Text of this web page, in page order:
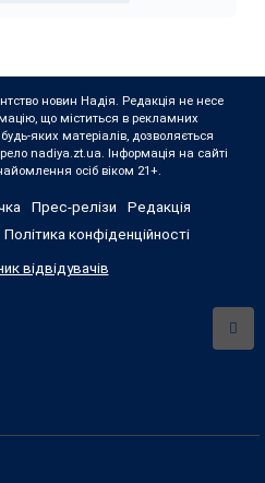
новин Надія. Редакція не несе
що міститься в рекламних
яких матеріалів, дозволяється
nadiya.zt.ua. Інформація на сайті
осіб віком 21+.
Прес-релізи
Редакція
Політика конфіденційності